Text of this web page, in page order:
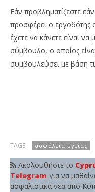
Εάν προβληματίζεστε
προσφέρει ο εργοδότης
έχετε να κάνετε είναι
σύμβουλο, ο οποίος
συμβουλεύσει με βάση
TAGS: ασφάλεια υγείας
Ακολουθήστε το
Telegram για να
ασφαλιστικά νέα από